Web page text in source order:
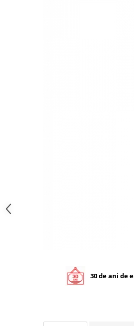
30 de ani de